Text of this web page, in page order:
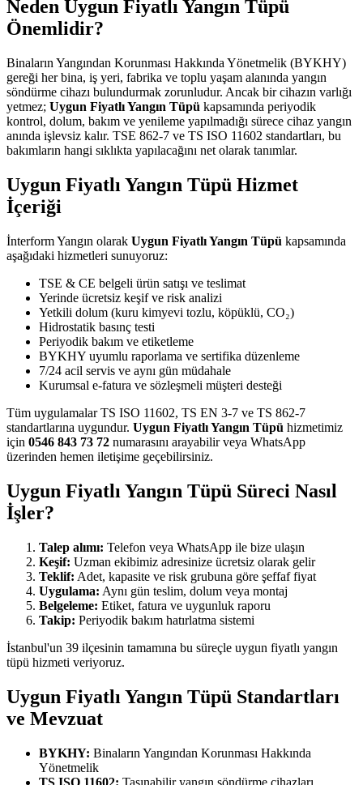
Neden Uygun Fiyatlı Yangın Tüpü
Önemlidir?
Binaların Yangından Korunması Hakkında Yönetmelik (BYKHY)
gereği her bina, iş yeri, fabrika ve toplu yaşam alanında yangın
söndürme cihazı bulundurmak zorunludur. Ancak bir cihazın varlığı
yetmez; Uygun Fiyatlı Yangın Tüpü kapsamında periyodik
kontrol, dolum, bakım ve yenileme yapılmadığı sürece cihaz yangın
anında işlevsiz kalır. TSE 862-7 ve TS ISO 11602 standartları, bu
bakımların hangi sıklıkta yapılacağını net olarak tanımlar.
Uygun Fiyatlı Yangın Tüpü Hizmet
İçeriği
İnterform Yangın olarak Uygun Fiyatlı Yangın Tüpü kapsamında
aşağıdaki hizmetleri sunuyoruz:
TSE & CE belgeli ürün satışı ve teslimat
Yerinde ücretsiz keşif ve risk analizi
Yetkili dolum (kuru kimyevi tozlu, köpüklü, CO₂)
Hidrostatik basınç testi
Periyodik bakım ve etiketleme
BYKHY uyumlu raporlama ve sertifika düzenleme
7/24 acil servis ve aynı gün müdahale
Kurumsal e-fatura ve sözleşmeli müşteri desteği
Tüm uygulamalar TS ISO 11602, TS EN 3-7 ve TS 862-7
standartlarına uygundur. Uygun Fiyatlı Yangın Tüpü hizmetimiz
için 0546 843 73 72 numarasını arayabilir veya WhatsApp
üzerinden hemen iletişime geçebilirsiniz.
Uygun Fiyatlı Yangın Tüpü Süreci Nasıl
İşler?
Talep alımı: Telefon veya WhatsApp ile bize ulaşın
Keşif: Uzman ekibimiz adresinize ücretsiz olarak gelir
Teklif: Adet, kapasite ve risk grubuna göre şeffaf fiyat
Uygulama: Aynı gün teslim, dolum veya montaj
Belgeleme: Etiket, fatura ve uygunluk raporu
Takip: Periyodik bakım hatırlatma sistemi
İstanbul'un 39 ilçesinin tamamına bu süreçle uygun fiyatlı yangın
tüpü hizmeti veriyoruz.
Uygun Fiyatlı Yangın Tüpü Standartları
ve Mevzuat
BYKHY: Binaların Yangından Korunması Hakkında
Yönetmelik
TS ISO 11602: Taşınabilir yangın söndürme cihazları